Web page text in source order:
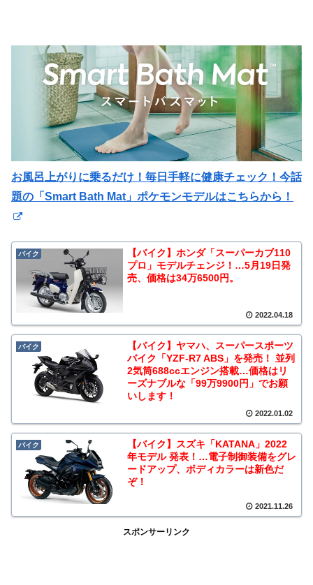
お風呂上がりに乗るだけ！毎日手軽に健康チェック！今話
題の「Smart Bath Mat」ポケモンモデルはこちらから！
バイク
【バイク】ホンダ「スーパーカブ110
プロ」モデルチェンジ！…5月19日発
売、価格は34万6500円。
2022.04.18
バイク
【バイク】ヤマハ、スーパースポーツ
バイク「YZF-R7 ABS」を発売！ 並列
2気筒688ccエンジン搭載…価格はリ
ーズナブルな「99万9900円」でお願
いします！
2022.01.02
バイク
【バイク】スズキ「KATANA」2022
年モデル 発表！…電子制御装備をグレ
ードアップ、ボディカラーは新色だ
ぞ！
2021.11.26
スポンサーリンク